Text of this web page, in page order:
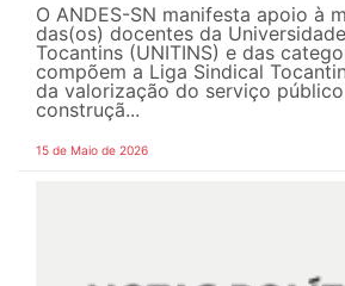
O ANDES-SN manifesta apoio à
das(os) docentes da
Tocantins (UNITINS) e das
compõem a Liga Sindical
da valorização do serviço
construçã...
15 de Maio de 2026